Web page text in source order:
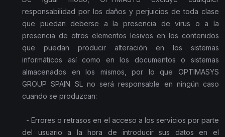
responsabilidad por los daños y perjuicios de toda clase
que puedan deberse a la presencia de virus o a la
presencia de otros elementos lesivos en los contenidos
que puedan producir alteración en los sistemas
informáticos así como en los documentos o sistemas
almacenados en los mismos, por lo que OPTIMASYS
GROUP SPAIN SL no será responsable en ningún caso
cuando se produzcan:
- Errores o retrasos en el acceso a los servicios por parte
del usuario a la hora de introducir sus datos en el